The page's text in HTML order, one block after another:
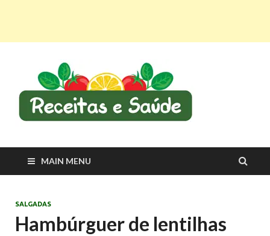
MAIN MENU
SALGADAS
Hambúrguer de lentilhas